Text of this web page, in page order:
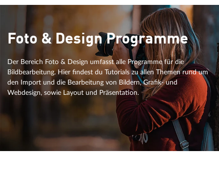
Foto & Design Programme
Der Bereich Foto & Design umfasst alle Programme für die
Bildbearbeitung. Hier findest du Tutorials zu allen Themen rund um
den Import und die Bearbeitung von Bildern, Grafik- und
Webdesign, sowie Layout und Präsentation.